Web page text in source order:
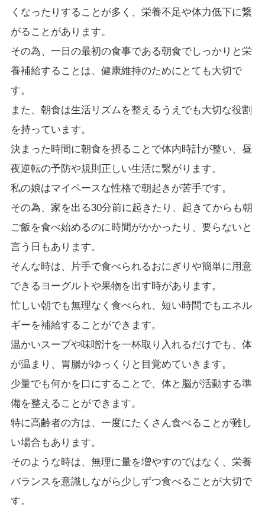
くなったりすることが多く、栄養不足や体力低下に繋
がることがあります。
その為、一日の最初の食事である朝食でしっかりと栄
養補給することは、健康維持のためにとても大切で
す。
また、朝食は生活リズムを整えるうえでも大切な役割
を持っています。
決まった時間に朝食を摂ることで体内時計が整い、昼
夜逆転の予防や規則正しい生活に繋がります。
私の娘はマイペースな性格で朝起きが苦手です。
その為、家を出る30分前に起きたり、起きてからも朝
ご飯を食べ始めるのに時間がかかったり、要らないと
言う日もあります。
そんな時は、片手で食べられるおにぎりや簡単に用意
できるヨーグルトや果物を出す時があります。
忙しい朝でも無理なく食べられ、短い時間でもエネル
ギーを補給することができます。
温かいスープや味噌汁を一杯取り入れるだけでも、体
が温まり、胃腸がゆっくりと目覚めていきます。
少量でも何かを口にすることで、体と脳が活動する準
備を整えることができます。
特に高齢者の方は、一度にたくさん食べることが難し
い場合もあります。
そのような時は、無理に量を増やすのではなく、栄養
バランスを意識しながら少しずつ食べることが大切で
す。